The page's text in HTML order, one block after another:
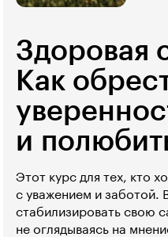
Здоровая
Как
и
Этот курс для тех, кто
с уважением и заботой.
стабилизировать свою
не оглядываясь на